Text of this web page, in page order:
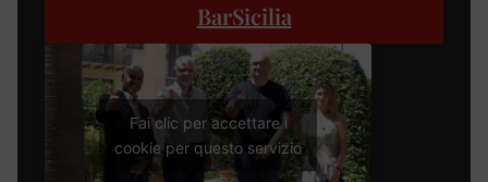
BarSicilia
Fai clic per accettare i
cookie per questo servizio